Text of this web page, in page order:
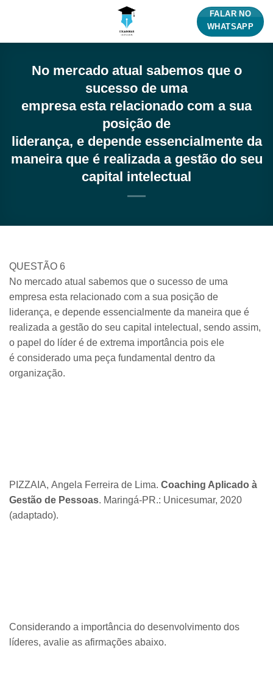
FALAR NO
WHATSAPP
No mercado atual sabemos que o
sucesso de uma
empresa esta relacionado com a sua
posição de
liderança, e depende essencialmente da
maneira que é realizada a gestão do seu
capital intelectual
QUESTÃO 6
No mercado atual sabemos que o sucesso de uma
empresa esta relacionado com a sua posição de
liderança, e depende essencialmente da maneira que é
realizada a gestão do seu capital intelectual, sendo assim,
o papel do líder é de extrema importância pois ele
é considerado uma peça fundamental dentro da
organização.
PIZZAIA, Angela Ferreira de Lima. Coaching Aplicado à
Gestão de Pessoas. Maringá-PR.: Unicesumar, 2020
(adaptado).
Considerando a importância do desenvolvimento dos
líderes, avalie as afirmações abaixo.